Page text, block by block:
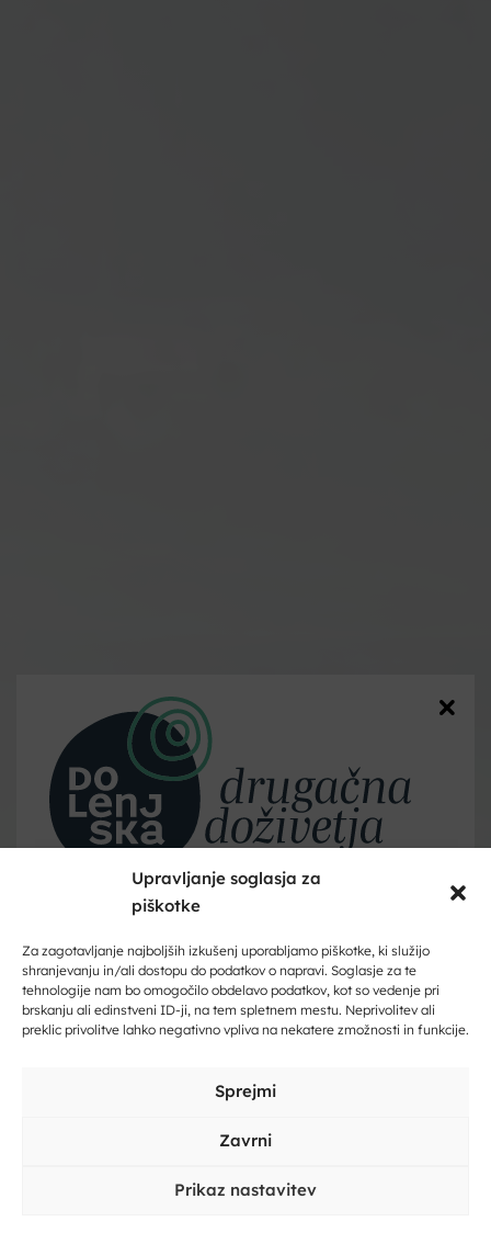
Upravljanje soglasja za
piškotke
Za zagotavljanje najboljših izkušenj uporabljamo piškotke, ki služijo
shranjevanju in/ali dostopu do podatkov o napravi. Soglasje za te
tehnologije nam bo omogočilo obdelavo podatkov, kot so vedenje pri
brskanju ali edinstveni ID-ji, na tem spletnem mestu. Neprivolitev ali
preklic privolitve lahko negativno vpliva na nekatere zmožnosti in funkcije.
Sprejmi
Zavrni
Prikaz nastavitev
Dobrodošli na Dolenjskem!
Vpišite svoj e-naslov